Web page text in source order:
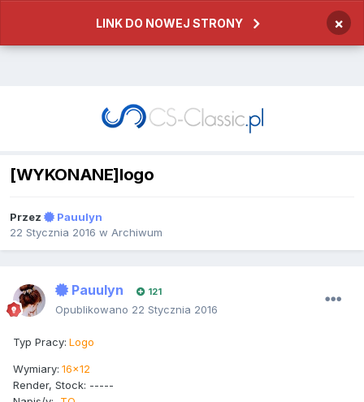
LINK DO NOWEJ STRONY ×
[WYKONANE]logo
Przez
Pauulyn
22 Stycznia 2016 w Archiwum
Pauulyn 121
Opublikowano 22 Stycznia 2016
Typ Pracy: Logo
Wymiary: 16x12
Render, Stock: -----